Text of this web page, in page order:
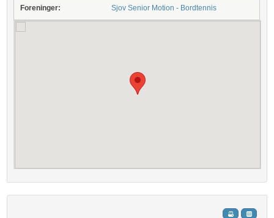
Foreninger: Sjov Senior Motion - Bordtennis